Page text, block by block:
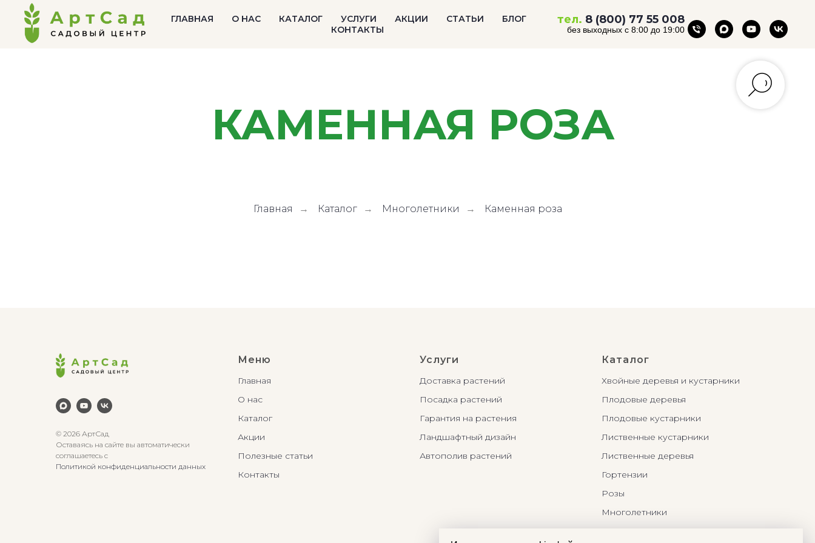
ГЛАВНАЯ О НАС КАТАЛОГ УСЛУГИ АКЦИИ СТАТЬИ
БЛОГ
КОНТАКТЫ
тел. 8 (800) 77 55 008
без выходных с 8:00 до 19:00
КАМЕННАЯ РОЗА
Главная → Каталог → Многолетники → Каменная роза
© 2026 АртСад
Оставаясь на сайте вы автоматически
соглашаетесь с
Политикой конфиденциальности данных
Меню
Главная
О нас
Каталог
Акции
Полезные статьи
Контакты
Услуги
Доставка растений
Посадка растений
Гарантия на растения
Ландшафтный дизайн
Автополив растений
Каталог
Хвойные деревья и кустарники
Плодовые деревья
Плодовые кустарники
Лиственные кустарники
Лиственные деревья
Гортензии
Розы
Многолетники